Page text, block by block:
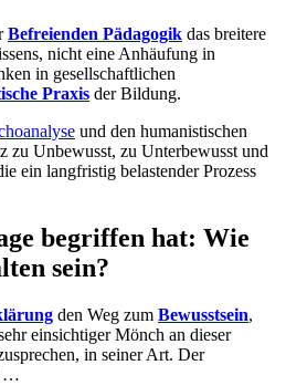
Befreienden Pädagogik das breitere
nicht eine Anhäufung in
in gesellschaftlichen
Praxis der Bildung.
und den humanistischen
zu Unbewusst, zu Unterbewusst und
ein langfristig belastender Prozess
begriffen hat: Wie
sein?
den Weg zum Bewusstsein,
einsichtiger Mönch an dieser
in seiner Art. Der
…